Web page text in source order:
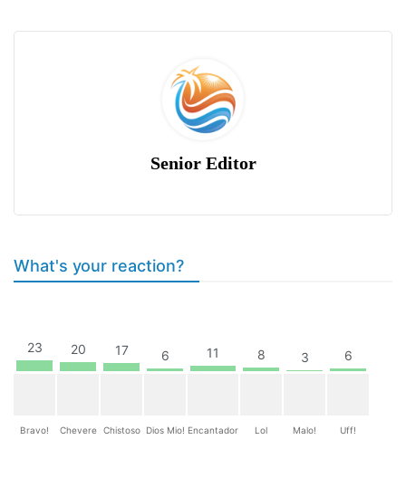
Senior Editor
What's your reaction?
23
Bravo!
20
Chevere
17
Chistoso
6
Dios Mio!
11
Encantador
8
Lol
3
Malo!
6
Uff!